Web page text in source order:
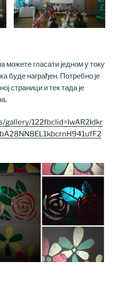
можете гласати једном у току
буде награђен. Потребно је
страници и тек тада је
gallery/122fbclid=IwAR2Idkr